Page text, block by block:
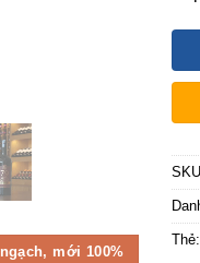
mới 100%